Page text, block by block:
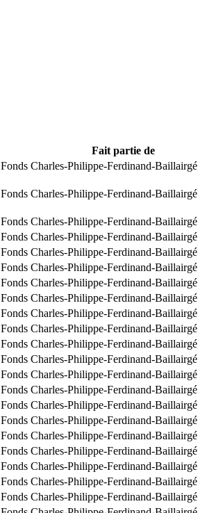
Fait partie de
Fonds Charles-Philippe-Ferdinand-Baillairgé
Fonds Charles-Philippe-Ferdinand-Baillairgé
Fonds Charles-Philippe-Ferdinand-Baillairgé
Fonds Charles-Philippe-Ferdinand-Baillairgé
Fonds Charles-Philippe-Ferdinand-Baillairgé
Fonds Charles-Philippe-Ferdinand-Baillairgé
Fonds Charles-Philippe-Ferdinand-Baillairgé
Fonds Charles-Philippe-Ferdinand-Baillairgé
Fonds Charles-Philippe-Ferdinand-Baillairgé
Fonds Charles-Philippe-Ferdinand-Baillairgé
Fonds Charles-Philippe-Ferdinand-Baillairgé
Fonds Charles-Philippe-Ferdinand-Baillairgé
Fonds Charles-Philippe-Ferdinand-Baillairgé
Fonds Charles-Philippe-Ferdinand-Baillairgé
Fonds Charles-Philippe-Ferdinand-Baillairgé
Fonds Charles-Philippe-Ferdinand-Baillairgé
Fonds Charles-Philippe-Ferdinand-Baillairgé
Fonds Charles-Philippe-Ferdinand-Baillairgé
Fonds Charles-Philippe-Ferdinand-Baillairgé
Fonds Charles-Philippe-Ferdinand-Baillairgé
Fonds Charles-Philippe-Ferdinand-Baillairgé